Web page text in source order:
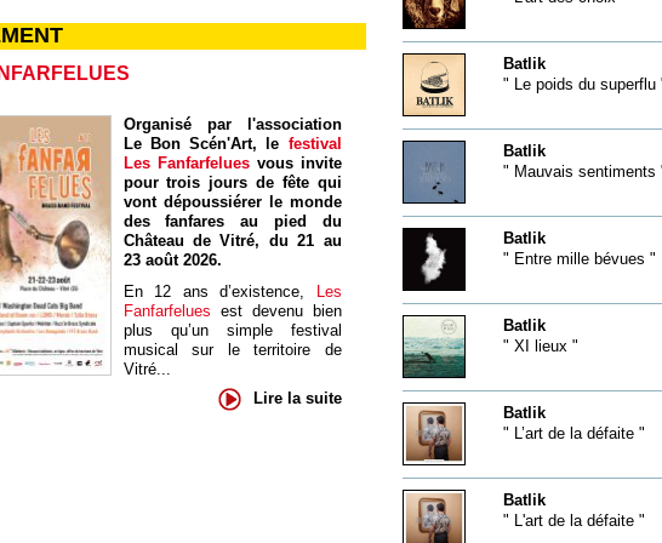
Organisé par l'association
Le Bon Scén'Art, le festival
Les Fanfarfelues vous invite
pour trois jours de fête qui
vont dépoussiérer le monde
des fanfares au pied du
Château de Vitré, du 21 au
23 août 2026.
En 12 ans d’existence, Les
Fanfarfelues est devenu bien
plus qu’un simple festival
musical sur le territoire de
Vitré...
Lire la suite
Batlik
" Le poids du superflu
Batlik
" Mauvais sentiments
Batlik
" Entre mille bévues "
Batlik
" XI lieux "
Batlik
" L’art de la défaite "
Batlik
" L'art de la défaite "